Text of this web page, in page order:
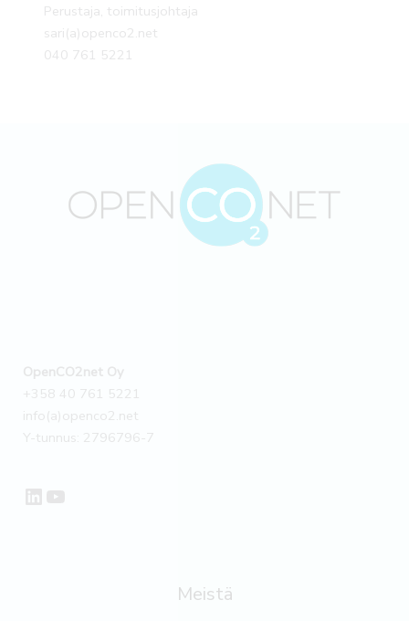
Perustaja, toimitusjohtaja
sari(a)openco2.net
040 761 5221
OpenCO2net Oy
+358 40 761 5221
info(a)openco2.net
Y-tunnus: 2796796-7
LinkedIn
YouTube
Meistä